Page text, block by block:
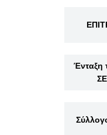
Ένταξη